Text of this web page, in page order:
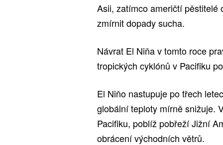
Asii, zatímco američtí
zmírnit dopady sucha.
Návrat El Niňa v tomto roce
tropických cyklónů v Pacifiku
El Niňo nastupuje po třech
globální teploty mírně snižuje.
Pacifiku, poblíž pobřeží Jižní
obrácení východních větrů.